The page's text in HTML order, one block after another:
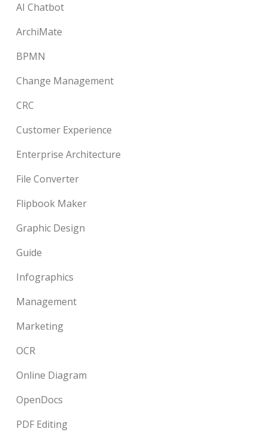
AI Chatbot
ArchiMate
BPMN
Change Management
CRC
Customer Experience
Enterprise Architecture
File Converter
Flipbook Maker
Graphic Design
Guide
Infographics
Management
Marketing
OCR
Online Diagram
OpenDocs
PDF Editing